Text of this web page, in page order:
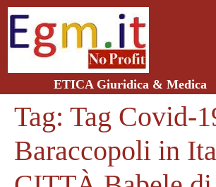
ETICA Giuridica & Medica
Tag: Tag Covid-
Baraccopoli in